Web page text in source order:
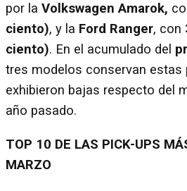
por la Volkswagen Amarok,
ciento), y la Ford Ranger, con
ciento). En el acumulado del
tres modelos conservan estas
exhibieron bajas respecto del
año pasado.
TOP 10 DE LAS PICK-UPS
MARZO